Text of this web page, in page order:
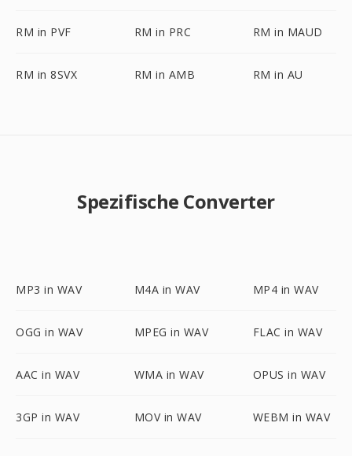
RM in PVF RM in PRC RM in MAUD
RM in 8SVX RM in AMB RM in AU
Spezifische Converter
MP3 in WAV M4A in WAV MP4 in WAV
OGG in WAV MPEG in WAV FLAC in WAV
AAC in WAV WMA in WAV OPUS in WAV
3GP in WAV MOV in WAV WEBM in WAV